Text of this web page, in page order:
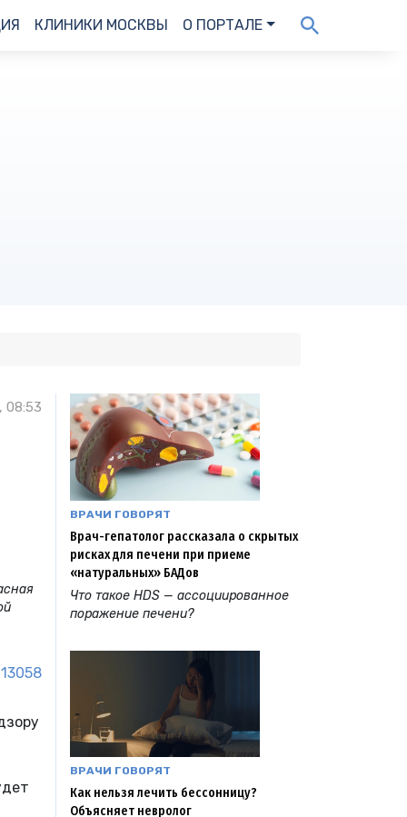
КЛИНИКИ МОСКВЫ О ПОРТАЛЕ
08:53
13058
ВРАЧИ ГОВОРЯТ
Врач-гепатолог рассказала о скрытых
рисках для печени при приеме
«натуральных» БАДов
Что такое HDS — ассоциированное
поражение печени?
ВРАЧИ ГОВОРЯТ
Как нельзя лечить бессонницу?
Объясняет невролог